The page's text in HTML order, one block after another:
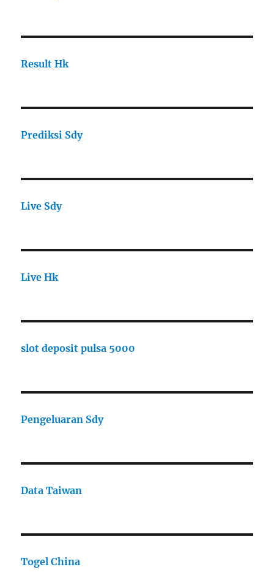
Result Hk
Prediksi Sdy
Live Sdy
Live Hk
slot deposit pulsa 5000
Pengeluaran Sdy
Data Taiwan
Togel China